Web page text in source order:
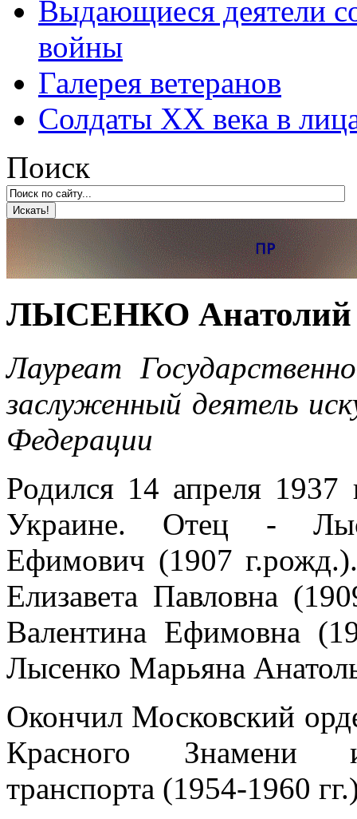
Выдающиеся деятели
войны
Галерея ветеранов
Солдаты XX века в
Поиск
ЛЫСЕНКО Анатолий
Лауреат
заслуженный деятель
Федерации
Родился 14 апреля 1937
Украине. Отец -
Ефимович (1907
Елизавета Павловна
Валентина Ефимовна
Лысенко Марьяна
Окончил Московский
Красного Знамени
транспорта (1954-1960